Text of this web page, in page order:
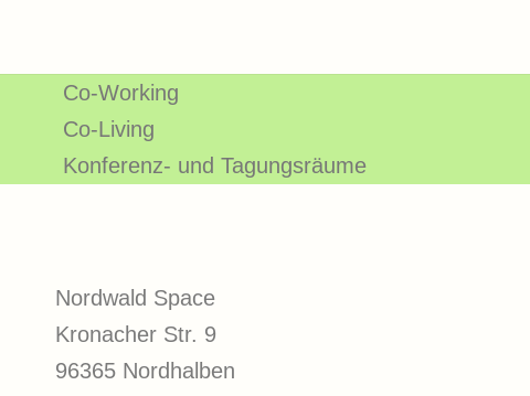
Co-Working
Co-Living
Konferenz- und Tagungsräume
Nordwald Space
Kronacher Str. 9
96365 Nordhalben